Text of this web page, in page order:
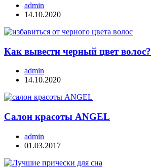
admin
14.10.2020
Как вывести черный цвет волос?
admin
14.10.2020
Салон красоты ANGEL
admin
01.03.2017